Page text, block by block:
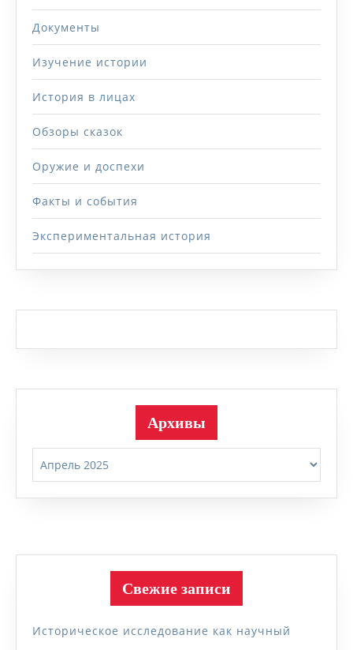
Документы
Изучение истории
История в лицах
Обзоры сказок
Оружие и доспехи
Факты и события
Экспериментальная история
Архивы
Свежие записи
Историческое исследование как научный